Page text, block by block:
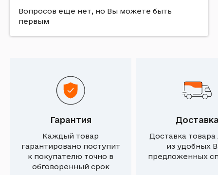
Вопросов еще нет, но Вы можете быть
первым
Гарантия
Каждый товар
гарантировано поступит
к покупателю точно в
обговоренный срок
Доставка
из удобных
предложенных